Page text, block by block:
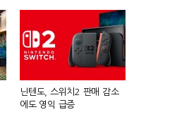
닌텐도, 스위치2 판매 감소
에도 영익 급증